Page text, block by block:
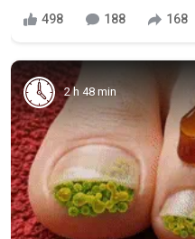
498 188 168
2 h 48 min